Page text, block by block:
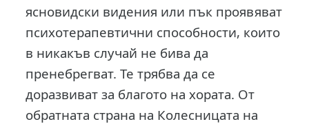
ясновидски видения или пък проявяват
психотерапевтични способности, които
в никакъв случай не бива да
пренебрегват. Те трябва да се
доразвиват за благото на хората. От
обратната страна на Колесницата на